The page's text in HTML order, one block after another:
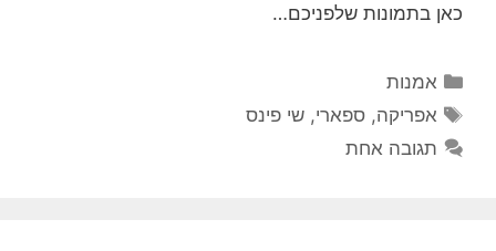
כאן בתמונות שלפניכם…
קטגוריות
אמנות
תגיות
אפריקה,ספארי,שי פינס
תגובה אחת